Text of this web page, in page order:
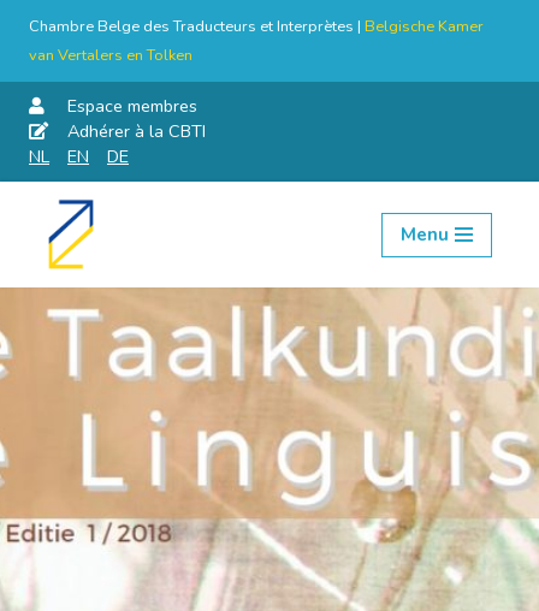
Chambre Belge des Traducteurs et Interprètes | Belgische Kamer
van Vertalers en Tolken
Espace membres
Adhérer à la CBTI
NL
EN DE
Aller
contenu
Menu